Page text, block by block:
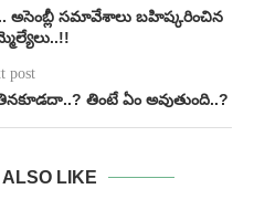
అసెంబ్లీ సమావేశాలు బహిష్కరించిన
post
తింటే ఏం అవుతుంది..?
LIKE